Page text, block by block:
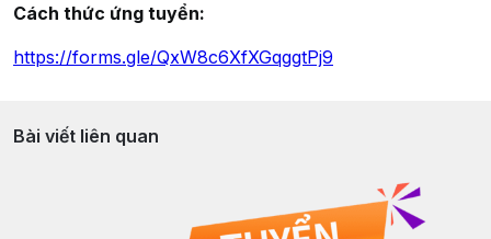
Cách thức ứng tuyển:
https://forms.gle/QxW8c6XfXGqggtPj9
Bài viết liên quan